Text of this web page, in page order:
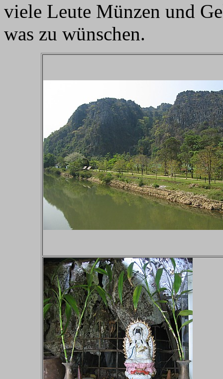
viele Leute Münzen und
was zu wünschen.